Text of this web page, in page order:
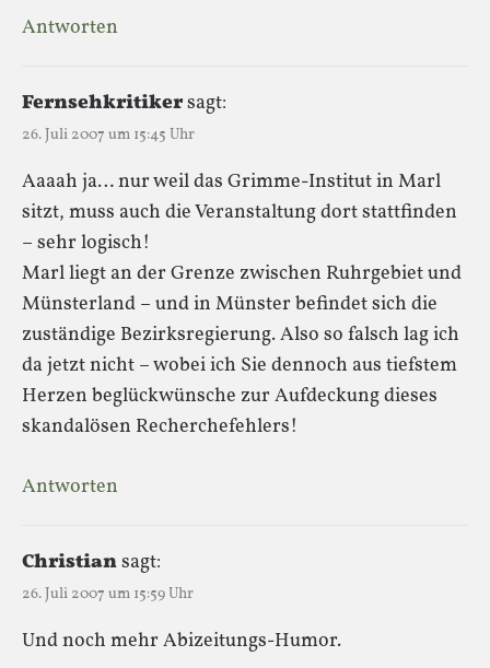
Antworten
Fernsehkritikersagt:
26. Juli 2007 um 15:45 Uhr
Aaaah ja… nur weil das Grimme-Institut in Marl
sitzt, muss auch die Veranstaltung dort stattfinden
– sehr logisch!
Marl liegt an der Grenze zwischen Ruhrgebiet und
Münsterland – und in Münster befindet sich die
zuständige Bezirksregierung. Also so falsch lag ich
da jetzt nicht – wobei ich Sie dennoch aus tiefstem
Herzen beglückwünsche zur Aufdeckung dieses
skandalösen Recherchefehlers!
Antworten
Christiansagt:
26. Juli 2007 um 15:59 Uhr
Und noch mehr Abizeitungs-Humor.